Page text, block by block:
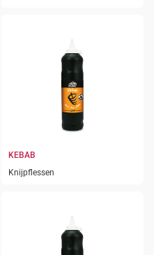
KEBAB
Knijpflessen